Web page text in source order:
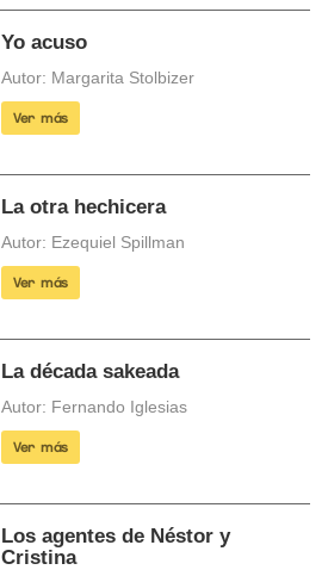
Yo acuso
Autor: Margarita Stolbizer
Ver más
La otra hechicera
Autor: Ezequiel Spillman
Ver más
La década sakeada
Autor: Fernando Iglesias
Ver más
Los agentes de Néstor y
Cristina